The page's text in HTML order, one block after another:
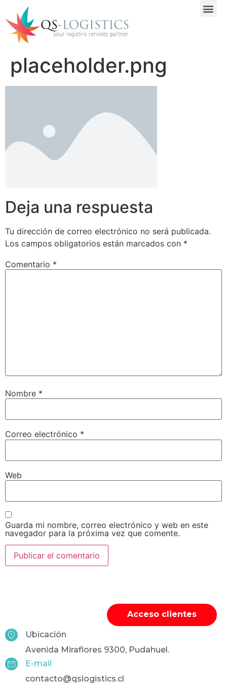
placeholder.png
Deja una respuesta
Tu dirección de correo electrónico no será publicada.
Los campos obligatorios están marcados con *
Comentario *
Nombre *
Correo electrónico *
Web
Guarda mi nombre, correo electrónico y web en este
navegador para la próxima vez que comente.
Acceso clientes
Avenida Miraflores 9300, Pudahuel.
Ubicación
contacto@qslogistics.cl
E-mail